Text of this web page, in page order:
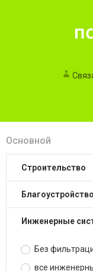
Основной
строительство
инженерные
Без
все